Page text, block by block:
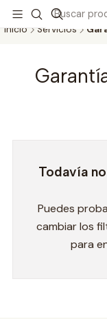
Inicio
Servicios
Todavía
Puedes
cambiar los
para